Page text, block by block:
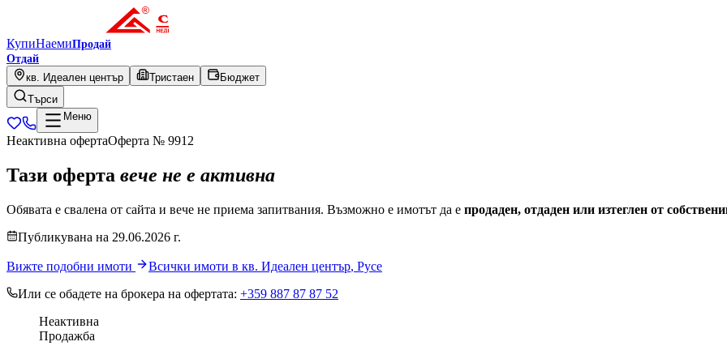
КупиНаемиПродай
Отдай
кв. Идеален център
Тристаен
Бюджет
Търси
Меню
Неактивна офертаОферта № 9912
Тази оферта вече не е активна
Обявата е свалена от сайта и вече не приема запитвания. Възможно е имотът да е продаден, отдаден или изтеглен от
Публикувана на 29.06.2026 г.
Вижте подобни имоти Всички имоти в кв. Идеален център, Русе
Или се обадете на брокера на офертата: +359 887 87 87 52
Неактивна
Продажба